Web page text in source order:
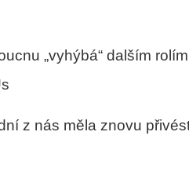
„vyhýbá“ dalším
z nás měla znovu